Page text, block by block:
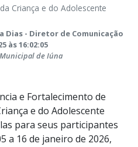
da Criança e do Adolescente
Dias - Diretor de Comunicação
às 16:02:05
de Iúna
e Fortalecimento de
e do Adolescente
para seus participantes
a 16 de janeiro de 2026,